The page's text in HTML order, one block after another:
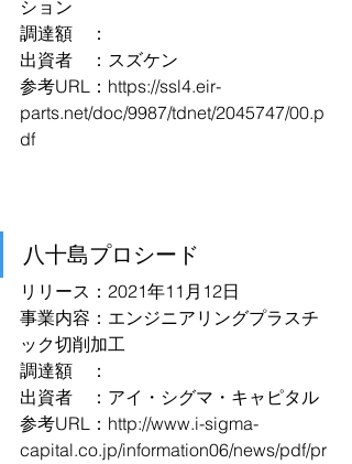
ション
調達額　：
出資者　：スズケン
参考URL： https://ssl4.eir-
parts.net/doc/9987/tdnet/2045747/00.p
df
八十島プロシード
リリース：2021年11月12日
事業内容：エンジニアリングプラスチ
ック切削加工
調達額　：
出資者　：アイ・シグマ・キャピタル
参考URL： http://www.i-sigma-
capital.co.jp/information06/news/pdf/pr